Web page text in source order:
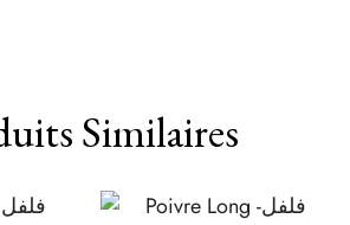
Similaires